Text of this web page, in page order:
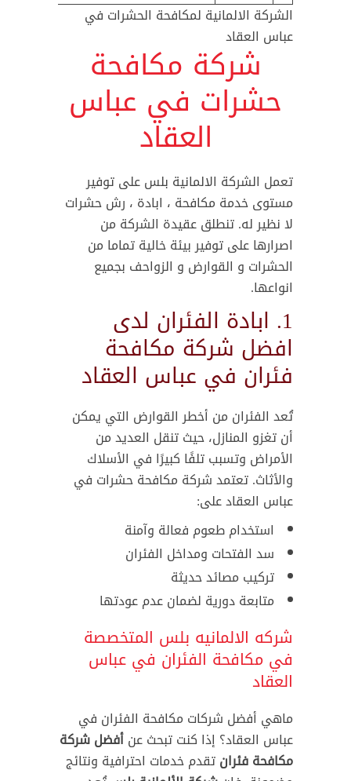
الشركة الالمانية لمكافحة الحشرات في
عباس العقاد
شركة مكافحة
حشرات في عباس
العقاد
تعمل الشركة الالمانية بلس على توفير
مستوى خدمة مكافحة ، ابادة ، رش حشرات
لا نظير له. تنطلق عقيدة الشركة من
اصرارها على توفير بيئة خالية تماما من
الحشرات و القوارض و الزواحف بجميع
انواعها.
1. ابادة الفئران لدى
افضل شركة مكافحة
فئران في عباس العقاد
تُعد الفئران من أخطر القوارض التي يمكن
أن تغزو المنازل، حيث تنقل العديد من
الأمراض وتسبب تلفًا كبيرًا في الأسلاك
والأثاث. تعتمد شركة مكافحة حشرات في
عباس العقاد على:
استخدام طعوم فعالة وآمنة
سد الفتحات ومداخل الفئران
تركيب مصائد حديثة
متابعة دورية لضمان عدم عودتها
شركه الالمانيه بلس المتخصصة
في مكافحة الفئران في عباس
العقاد
ماهي أفضل شركات مكافحة الفئران في
عباس العقاد؟ إذا كنت تبحث عنأفضل شركة
مكافحة فئرانتقدم خدمات احترافية ونتائج